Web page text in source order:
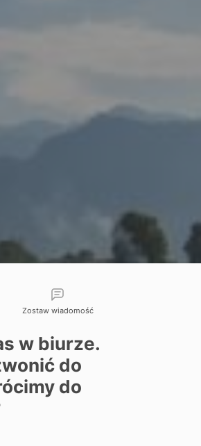
Zostaw wiadomość
w biurze.
do
do